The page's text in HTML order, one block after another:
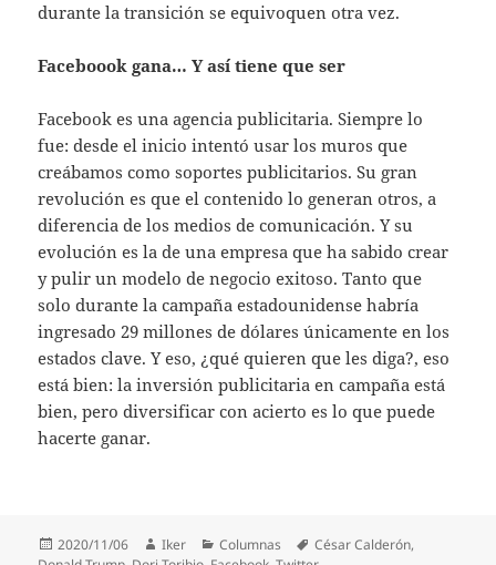
durante la transición se equivoquen otra vez.
Faceboook gana… Y así tiene que ser
Facebook es una agencia publicitaria. Siempre lo
fue: desde el inicio intentó usar los muros que
creábamos como soportes publicitarios. Su gran
revolución es que el contenido lo generan otros, a
diferencia de los medios de comunicación. Y su
evolución es la de una empresa que ha sabido crear
y pulir un modelo de negocio exitoso. Tanto que
solo durante la campaña estadounidense habría
ingresado 29 millones de dólares únicamente en los
estados clave. Y eso, ¿qué quieren que les diga?, eso
está bien: la inversión publicitaria en campaña está
bien, pero diversificar con acierto es lo que puede
hacerte ganar.
Publicado
2020/11/06 Autor
Iker Categorías
Columnas Etiquetas
César Calderón,